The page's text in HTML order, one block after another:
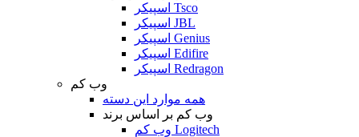
اسپیکر Tsco
اسپیکر JBL
اسپیکر Genius
اسپیکر Edifire
اسپیکر Redragon
وب کم
همه موارد این دسته
وب کم بر اساس برند
وب کم Logitech